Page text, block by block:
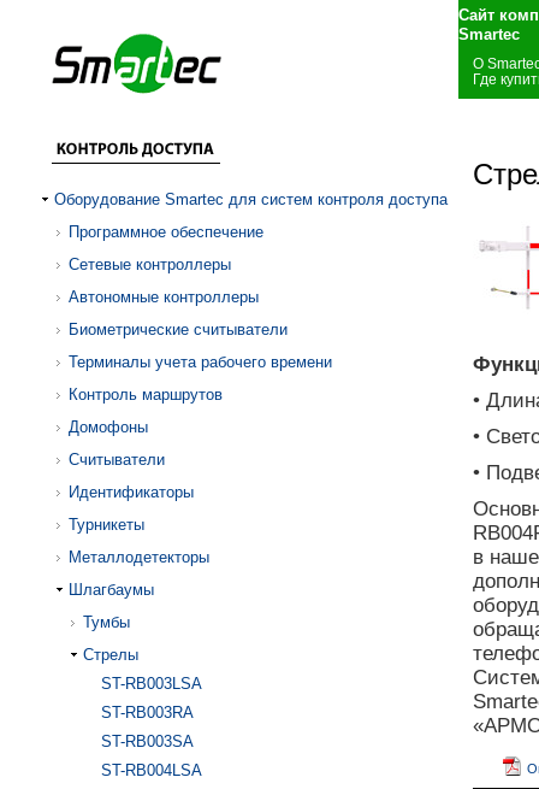
Сайт
Smartec
О
Где
Оборудование Smartec для систем контроля доступа
Программное обеспечение
Сетевые контроллеры
Автономные контроллеры
Биометрические считыватели
Терминалы учета рабочего времени
Контроль маршрутов
Домофоны
Считыватели
Идентификаторы
Турникеты
Металлодетекторы
Шлагбаумы
Тумбы
Стрелы
ST-RB003LSA
ST-RB003RA
ST-RB003SA
ST-RB004LSA
•
•
•
в